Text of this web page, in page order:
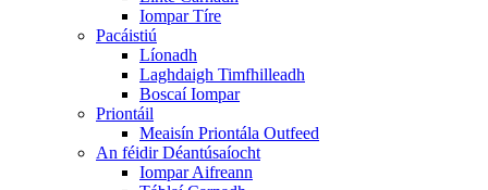
Iompar Tíre
Pacáistiú
Líonadh
Laghdaigh Timfhilleadh
Boscaí Iompar
Priontáil
Meaisín Priontála Outfeed
An féidir Déantúsaíocht
Iompar Aifreann